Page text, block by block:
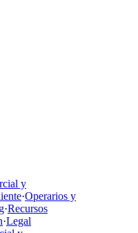
y
·Operarios y
·Recursos
·Legal